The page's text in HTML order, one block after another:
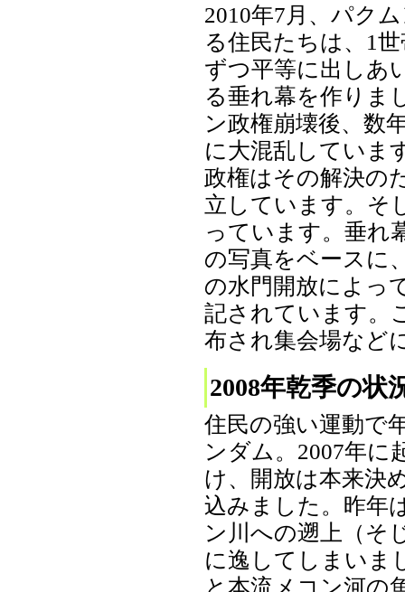
2010年7月、パク
る住民たちは、1
ずつ平等に出しあ
る垂れ幕を作りま
ン政権崩壊後、数
に大混乱していま
政権はその解決の
立しています。そ
っています。垂れ
の写真をベースに
の水門開放によっ
記されています。
布され集会場など
2008年乾季の状
住民の強い運動で
ンダム。2007年に
け、開放は本来決
込みました。昨年
ン川への遡上（そ
に逸してしまいま
と本流メコン河の